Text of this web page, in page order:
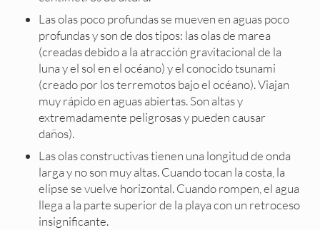
Las olas poco profundas se mueven en aguas poco
profundas y son de dos tipos: las olas de marea
(creadas debido a la atracción gravitacional de la
luna y el sol en el océano) y el conocido tsunami
(creado por los terremotos bajo el océano). Viajan
muy rápido en aguas abiertas. Son altas y
extremadamente peligrosas y pueden causar
daños).
Las olas constructivas tienen una longitud de onda
larga y no son muy altas. Cuando tocan la costa, la
elipse se vuelve horizontal. Cuando rompen, el agua
llega a la parte superior de la playa con un retroceso
insignificante.